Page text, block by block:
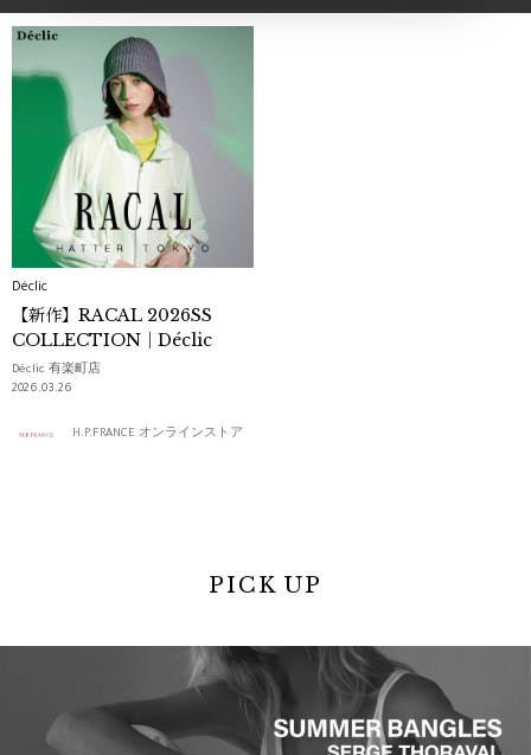
Déclic
【新作】RACAL 2026SS
COLLECTION｜Déclic
Déclic 有楽町店
2026.03.26
H.P.FRANCE オンラインストア
PICK UP